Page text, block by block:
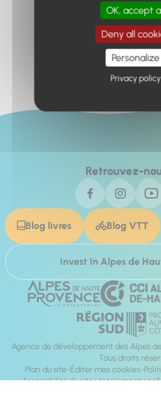
Retour à
Retrouvez-
Blog livres Blog VTT
Invest In Alpes de
Agence de développement des Alpes
Tous droits
Plan du site Éditer mes cookies
Accessibilité du site : totalement
OK, accept
Deny all
Personalize
Privacy policy